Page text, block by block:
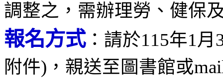
調整之，需辦理勞、健保
報名方式：請於115年1
附件)，親送至圖書館或